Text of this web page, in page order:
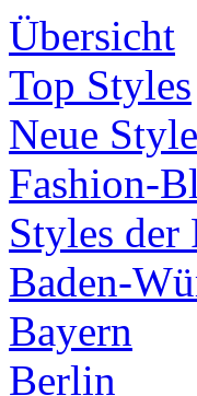
Übersicht
Top Styles
Neue
Fashion-
Styles der
Baden-
Bayern
Berlin